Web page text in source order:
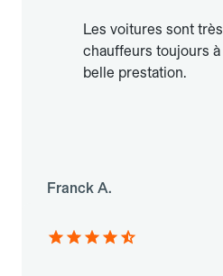
Les voitures sont
chauffeurs toujours
belle prestation.
Franck A.